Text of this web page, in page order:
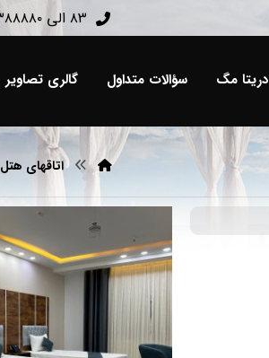
۸۳ الی ۰۷۶۳۳۳۸۸۸۸۰
دریتا مگ سؤالات متداول گالری تصاویر
اتاقهای هتل